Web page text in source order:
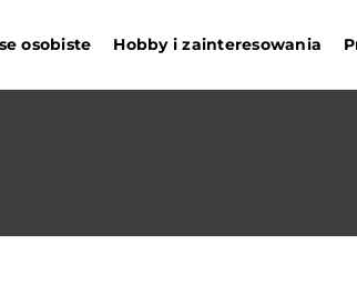
osobiste Hobby i zainteresowania